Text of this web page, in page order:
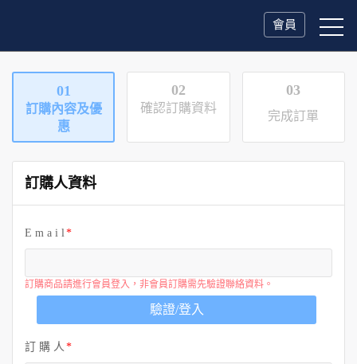
會員
01
訂購內容及優
惠
02
確認訂購資料
03
完成訂單
訂購人資料
E m a i l
訂購商品請進行會員登入，非會員訂購需先驗證聯絡資料。
驗證/登入
訂 購 人